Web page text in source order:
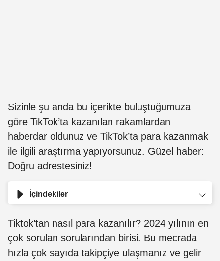
Sizinle şu anda bu içerikte buluştuğumuza
göre TikTok’ta kazanılan rakamlardan
haberdar oldunuz ve TikTok’ta para kazanmak
ile ilgili araştırma yapıyorsunuz. Güzel haber:
Doğru adrestesiniz!
İçindekiler
Tiktok’tan nasıl para kazanılır? 2024 yılının en
çok sorulan sorularından birisi. Bu mecrada
hızla çok sayıda takipçiye ulaşmanız ve gelir